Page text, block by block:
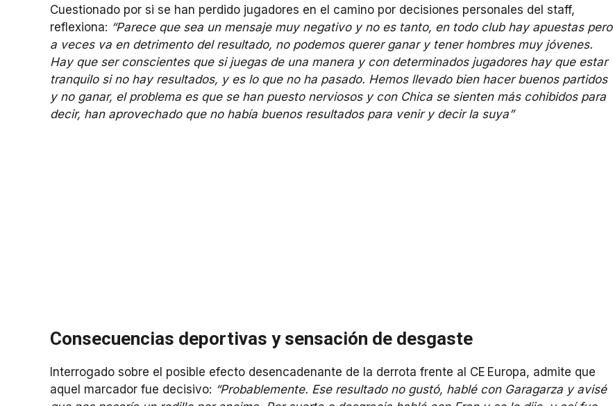
Cuestionado por si se han perdido jugadores en el camino por decisiones personales del staff,
reflexiona: “Parece que sea un mensaje muy negativo y no es tanto, en todo club hay apuestas pero
a veces va en detrimento del resultado, no podemos querer ganar y tener hombres muy jóvenes.
Hay que ser conscientes que si juegas de una manera y con determinados jugadores hay que estar
tranquilo si no hay resultados, y es lo que no ha pasado. Hemos llevado bien hacer buenos partidos
y no ganar, el problema es que se han puesto nerviosos y con Chica se sienten más cohibidos para
decir, han aprovechado que no había buenos resultados para venir y decir la suya”
Consecuencias deportivas y sensación de desgaste
Interrogado sobre el posible efecto desencadenante de la derrota frente al CE Europa, admite que
aquel marcador fue decisivo: “Probablemente. Ese resultado no gustó, hablé con Garagarza y avisé